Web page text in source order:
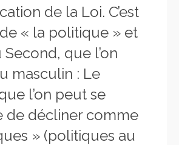
de la Loi. C’est
« la politique » et
que l’on
masculin : Le
l’on peut se
de décliner comme
» (politiques au